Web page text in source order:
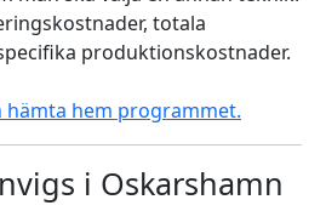
totala
produktionskostnader.
hem programmet.
i Oskarshamn